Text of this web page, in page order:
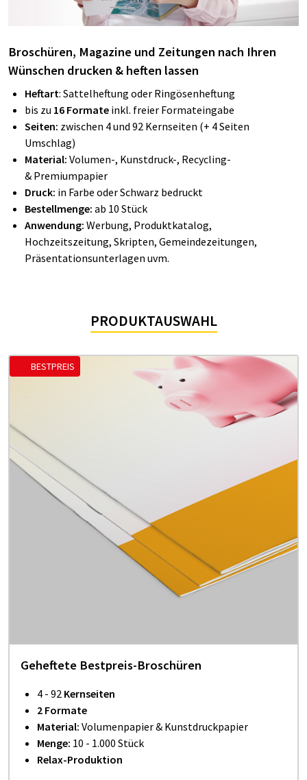
Broschüren, Magazine und Zeitungen nach Ihren
Wünschen drucken & heften lassen
Heftart: Sattelheftung oder Ringösenheftung
bis zu 16 Formate inkl. freier Formateingabe
Seiten: zwischen 4 und 92 Kernseiten (+ 4 Seiten
Umschlag)
Material: Volumen-, Kunstdruck-, Recycling-
& Premiumpapier
Druck: in Farbe oder Schwarz bedruckt
Bestellmenge: ab 10 Stück
Anwendung: Werbung, Produktkatalog,
Hochzeitszeitung, Skripten, Gemeindezeitungen,
Präsentationsunterlagen uvm.
PRODUKTAUSWAHL
BESTPREIS
Geheftete Best­preis-Bro­schü­ren
4 - 92 Kernseiten
2 Formate
Material: Volumenpapier & Kunstdruckpapier
Menge: 10 - 1.000 Stück
Relax-Produktion